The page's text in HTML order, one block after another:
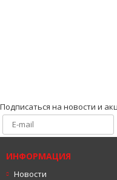
Подписаться на новости и
ИНФОРМАЦИЯ
Новости